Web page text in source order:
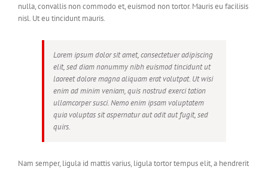
nulla, convallis non commodo et, euismod non tortor. Mauris eu facilisis
nisl. Ut eu tincidunt mauris.
Lorem ipsum dolor sit amet, consectetuer adipiscing
elit, sed diam nonummy nibh euismod tincidunt ut
laoreet dolore magna aliquam erat volutpat. Ut wisi
enim ad minim veniam, quis nostrud exerci tation
ullamcorper susci. Nemo enim ipsam voluptatem
quia voluptas sit aspernatur aut odit aut fugit, sed
quirs.
Nam semper, ligula id mattis varius, ligula tortor tempus elit, a hendrerit